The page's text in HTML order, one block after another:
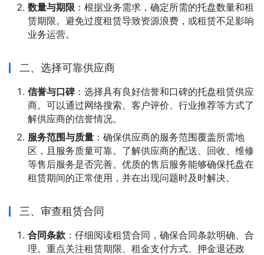
数量与期限 ：根据业务需求，确定所需的托盘数量和租
赁期限。避免过度租赁导致资源浪费，或租赁不足影响
业务运营。
二、选择可靠供应商
信誉与口碑：选择具有良好信誉和口碑的托盘租赁供应
商。可以通过网络搜索、客户评价、行业推荐等方式了
解供应商的信誉情况。
服务范围与质量 ：确保供应商的服务范围覆盖所需地
区，且服务质量可靠。了解供应商的配送、回收、维修
等售后服务是否完善。优质的售后服务能够确保托盘在
租赁期间的正常使用，并在出现问题时及时解决。
三、审查租赁合同
合同条款 ：仔细阅读租赁合同，确保合同条款明确、合
理。重点关注租赁期限、租金支付方式、押金退还政